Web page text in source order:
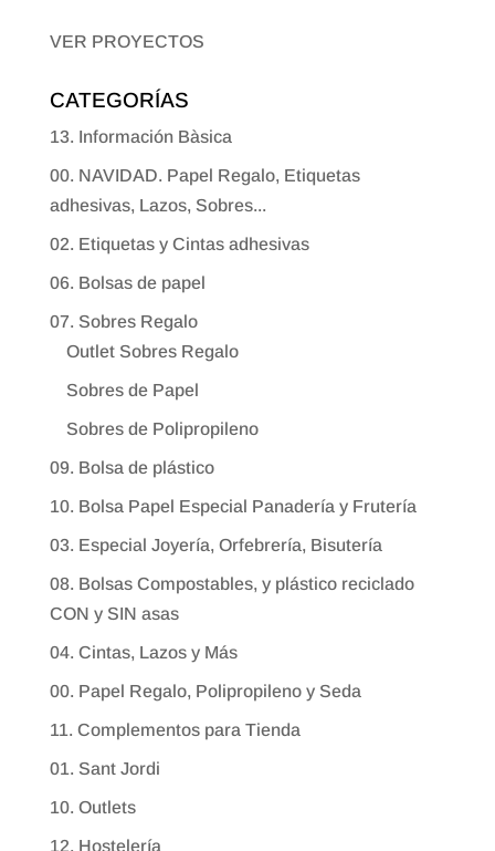
VER PROYECTOS
CATEGORÍAS
13. Información Bàsica
00. NAVIDAD. Papel Regalo, Etiquetas
adhesivas, Lazos, Sobres...
02. Etiquetas y Cintas adhesivas
06. Bolsas de papel
07. Sobres Regalo
Outlet Sobres Regalo
Sobres de Papel
Sobres de Polipropileno
09. Bolsa de plástico
10. Bolsa Papel Especial Panadería y Frutería
03. Especial Joyería, Orfebrería, Bisutería
08. Bolsas Compostables, y plástico reciclado
CON y SIN asas
04. Cintas, Lazos y Más
00. Papel Regalo, Polipropileno y Seda
11. Complementos para Tienda
01. Sant Jordi
10. Outlets
12. Hostelería